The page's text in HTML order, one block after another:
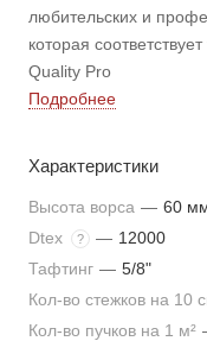
любительских и
которая
Quality Pro
Подробнее
Характеристики
Высота ворса — 60
Dtex
? — 12000
Тафтинг — 5/8"
Кол-во стежков на 10
Кол-во пучков на 1 м²